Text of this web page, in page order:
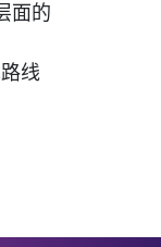
面的
线